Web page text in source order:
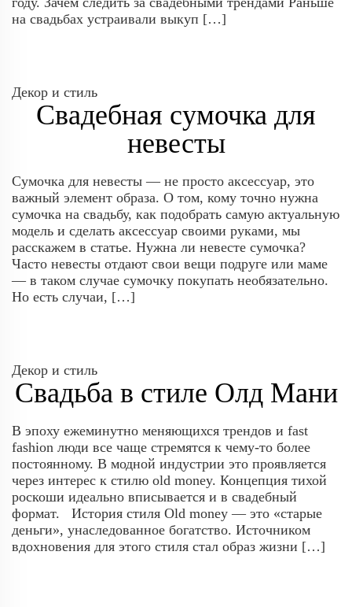
на свадьбах устраивали выкуп […]
Декор и стиль
Свадебная сумочка для
невесты
Сумочка для невесты — не просто аксессуар, это
важный элемент образа. О том, кому точно нужна
сумочка на свадьбу, как подобрать самую актуальную
модель и сделать аксессуар своими руками, мы
расскажем в статье. Нужна ли невесте сумочка?
Часто невесты отдают свои вещи подруге или маме
— в таком случае сумочку покупать необязательно.
Но есть случаи, […]
Декор и стиль
Свадьба в стиле Олд Мани
В эпоху ежеминутно меняющихся трендов и fast
fashion люди все чаще стремятся к чему-то более
постоянному. В модной индустрии это проявляется
через интерес к стилю old money. Концепция тихой
роскоши идеально вписывается и в свадебный
формат. История стиля Old money — это «старые
деньги», унаследованное богатство. Источником
вдохновения для этого стиля стал образ жизни […]